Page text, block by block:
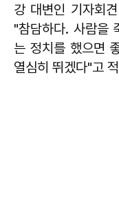
강 대변인 기자회
"참담하다. 사람을
는 정치를 했으면
열심히 뛰겠다"고